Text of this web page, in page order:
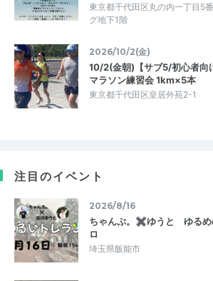
東京都千代田区丸の内一丁目5
グ地下1階
2026/10/2(金)
10/2(金朝)【サブ5/初心者向
マラソン練習会 1km×5本
東京都千代田区皇居外苑2-1
注目のイベント
2026/8/16
ちゃんぷ。✖ゆうと ゆる
ロ
埼玉県飯能市